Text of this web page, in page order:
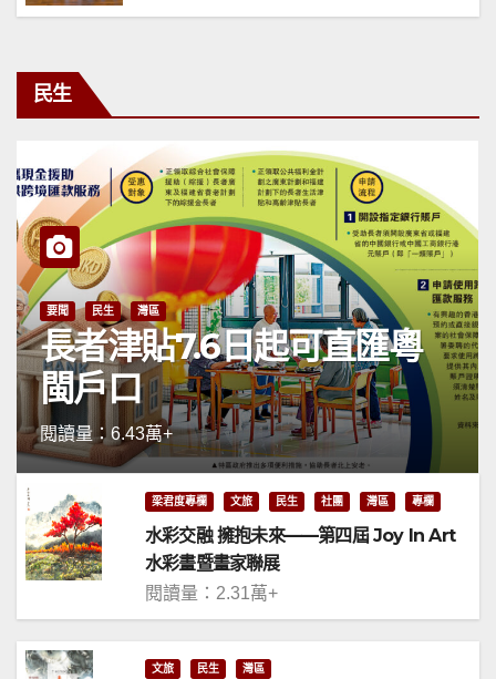
民生
要聞 民生 灣區
長者津貼7.6日起可直匯粵
閩戶口
閱讀量：6.43萬+
梁君度專欄 文旅 民生 社團 灣區 專欄
水彩交融 擁抱未來——第四屆 Joy In Art
水彩畫暨畫家聯展
閱讀量：2.31萬+
文旅 民生 灣區